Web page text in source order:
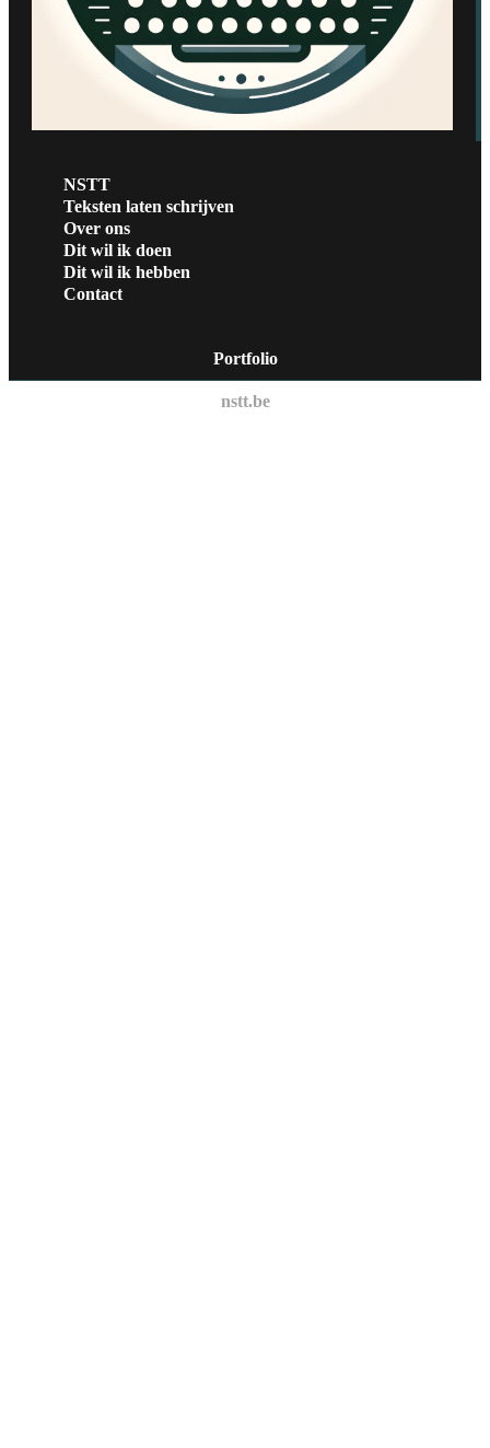
NSTT
Teksten laten schrijven
Over ons
Dit wil ik doen
Dit wil ik hebben
Contact
Portfolio
nstt.be